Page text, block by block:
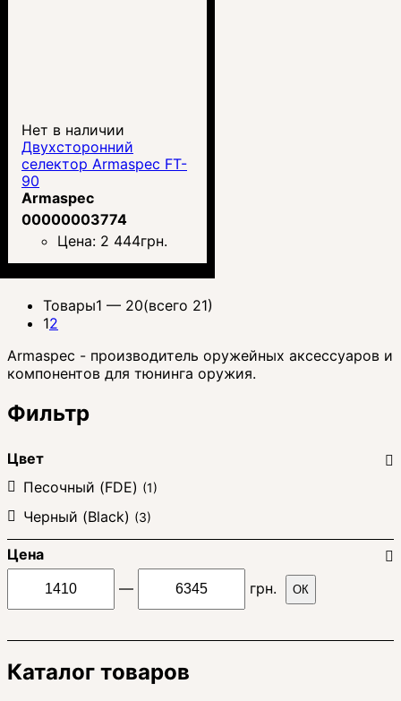
Нет в наличии
Двухсторонний
селектор Armaspec FT-
90
Armaspec
00000003774
Цена: 2 444грн.
Товары1 — 20(всего 21)
12
Armaspec - производитель оружейных аксессуаров и
компонентов для тюнинга оружия.
Фильтр
Цвет
Песочный (FDE) (1)
Черный (Black) (3)
Цена
—
грн. ОК
Каталог товаров